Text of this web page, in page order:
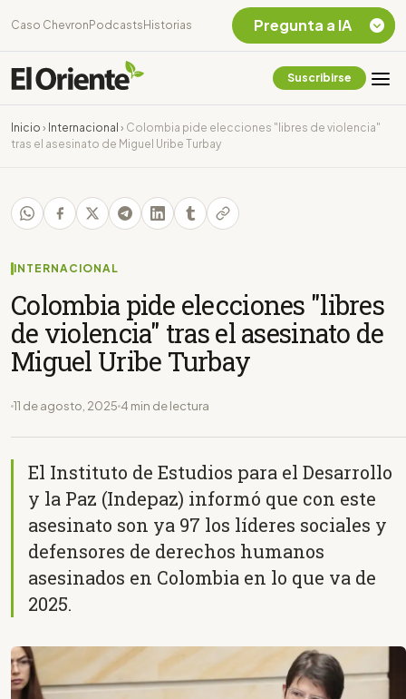
Caso Chevron Podcasts Historias
Suscribirse
Inicio › Internacional › Colombia pide elecciones "libres de violencia"
tras el asesinato de Miguel Uribe Turbay
INTERNACIONAL
Colombia pide elecciones "libres
de violencia" tras el asesinato de
Miguel Uribe Turbay
11 de agosto, 2025 4 min de lectura
El Instituto de Estudios para el Desarrollo
y la Paz (Indepaz) informó que con este
asesinato son ya 97 los líderes sociales y
defensores de derechos humanos
asesinados en Colombia en lo que va de
2025.
Pregunta a IA
Chevron Ecuador